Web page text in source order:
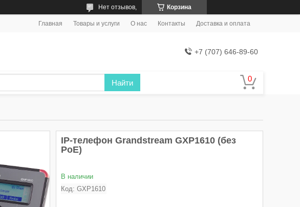
Корзина
Нет отзывов,
Главная Товары и услуги О нас Контакты Доставка и оплата
+7 (707) 646-89-60
Найти
IP-телефон Grandstream GXP1610 (без
PoE)
В наличии
Код: GXP1610